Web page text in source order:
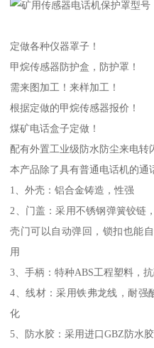
定做各种仪器罩子！
甲烷传感器防护盒，防护罩！
需来图加工！来样加工！
根据定做的甲烷传感器报价！
煤矿电话盒子定做！
配有外置工业级防水防尘来电转
本产品除了具有普通电话机的通
1、外壳：铝合金铸造，性强
2、门盖：采用不锈钢弹簧铰链
壳门可以自动弹回，锁扣也能
用
3、手柄：特种ABS工程塑料，
4、线材：采用铁弗龙线，耐强
化
5、防水胶：采用进口GBZ防水